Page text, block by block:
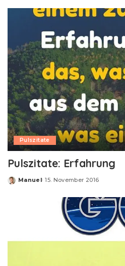
Pulszitate
Pulszitate: Erfahrung
Posted
Manuel 15. November 2016